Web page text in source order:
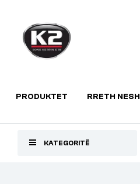
PRODUKTET RRETH NESH
KATEGORITË